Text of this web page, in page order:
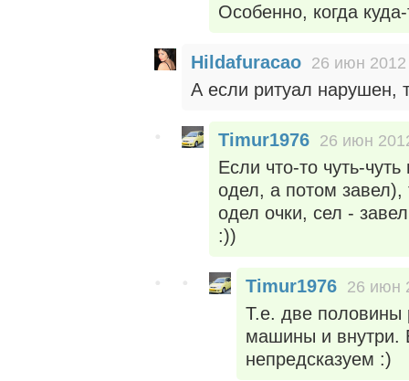
Особенно, когда
Hildafuracao 26 июн
А если ритуал нарушен,
Timur1976 26 июн
Если что-то чуть-
одел, а потом завел),
одел очки, сел -
:))
Timur1976 26 июн
Т.е. две половины
машины и внутри.
непредсказуем :)